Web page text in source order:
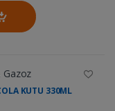
Gazoz
KUTU 330ML